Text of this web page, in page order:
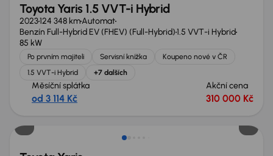
Toyota Yaris 1.5 VVT-i Hybrid
2023124 348 kmAutomat
Benzín Full-Hybrid EV (FHEV) (Full-Hybrid)1.5 VVT-i Hybrid
85 kW
Po prvním majiteli Servisní knížka
Koupeno nové v ČR
1.5 VVT-i Hybrid
+7 dalších
Měsíční splátka
od 3 114 Kč
Akční cena
310 000 Kč